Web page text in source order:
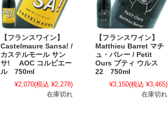
【フランスワイン】
Castelmaure Sansa! /
カステルモール サン
サ! AOC コルビエー
ル 750ml
¥2,070(税込 ¥2,278)
在庫切れ
【フランスワイン】
Matthieu Barret マチ
ュ・バレー / Petit
Ours プティ ウルス
22 750ml
¥3,150(税込 ¥3,465)
在庫切れ